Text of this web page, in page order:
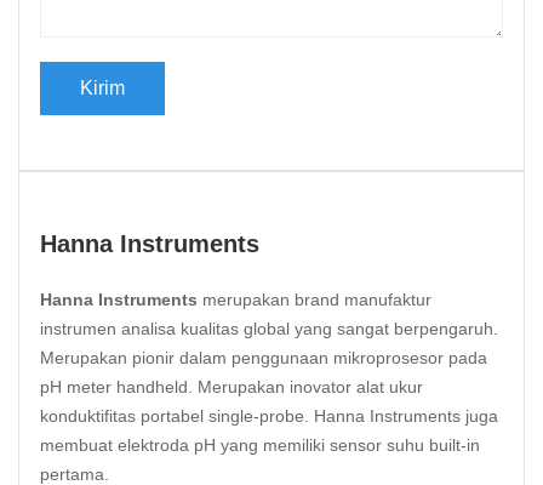
Hanna Instruments
Hanna Instruments merupakan brand manufaktur
instrumen analisa kualitas global yang sangat berpengaruh.
Merupakan pionir dalam penggunaan mikroprosesor pada
pH meter handheld. Merupakan inovator alat ukur
konduktifitas portabel single-probe. Hanna Instruments juga
membuat elektroda pH yang memiliki sensor suhu built-in
pertama.